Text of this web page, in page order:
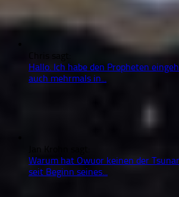
Chris sagt:
Hallo. Ich habe den Propheten
auch mehrmals in...
Warum hat Owuor keinen der
seit Beginn seines...